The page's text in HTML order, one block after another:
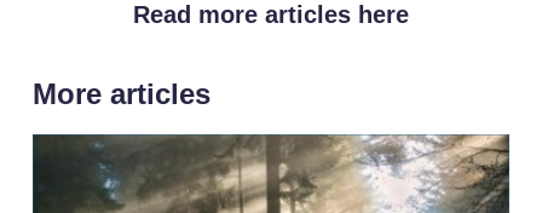
Read more articles here
More articles